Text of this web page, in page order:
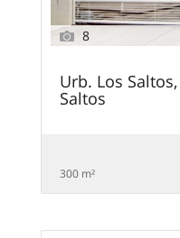
8
Urb. Los
Saltos
300 m²